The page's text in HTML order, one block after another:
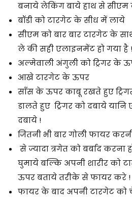
बनाये लेकिंग बाये हाथ से सीएम
बॉडी को टारगेट के सीध में लाये
सीएम को बार बार टारगेट के
ले की सही एलाइनमेंट हो गया है !
अल्मेवाली अंगुली को ट्रिगर के
आखे टारगेट के ऊपर
साँस के ऊपर काबू रखते हुए
डालते हुए ट्रिगर को दबाये
दबाये !
जितनी भी बार गोली फायर
से ज्यादा त्रगेत को बर्बाद करना
घुमाये बल्कि अपनी शारीर को
ऊपर बताये तरीके से फायर करे !
फायर के बाद अपनी टारगेट